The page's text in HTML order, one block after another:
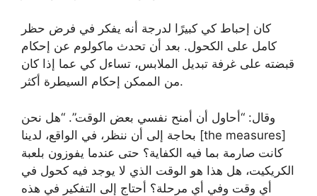
كان إحباط كي كبيرًا لدرجة أنه يفكر في فرض حظر
كامل على الكحول. بعد أن تحدث ماكولوم عن إحكام
قبضته على غرفة تبديل الملابس، تساءل كي عما إذا كان
من الممكن إحكام السيطرة أكثر.
وقال: “أحاول أن أمنح نفسي بعض الوقت”. “هل نحن
بحاجة إلى أن ننظر، في الواقع، لدينا [the measures]
كانت صارمة بما فيه الكفاية؟ حتى عندما يفوزون بلعبة
الكريكيت، هل هذا هو الوقت الذي لا يوجد فيه كحول في
أي وقت وفي أي مرحلة؟ أحتاج إلى التفكير في هذه